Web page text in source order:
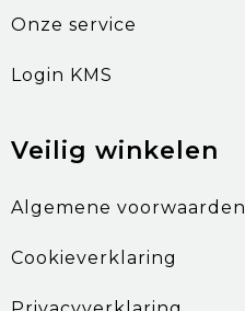
Onze service
Login KMS
Veilig winkelen
Algemene voorwaarden
Cookieverklaring